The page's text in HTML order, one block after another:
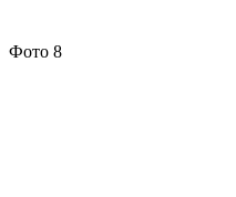
Фото 8